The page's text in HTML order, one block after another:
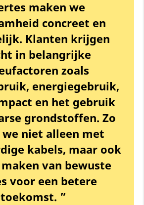
maken we
concreet en
Klanten krijgen
in belangrijke
zoals
energiegebruik,
en het gebruik
grondstoffen. Zo
we niet alleen met
kabels, maar ook
van bewuste
voor een betere
toekomst. ”